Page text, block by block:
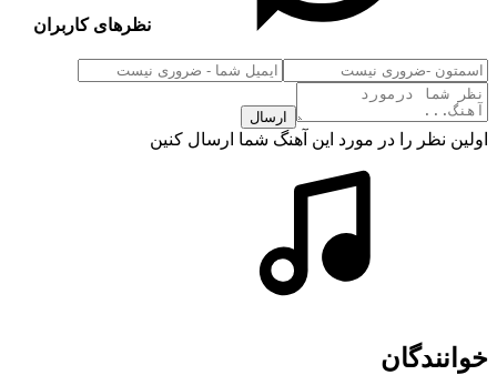
نظرهای کاربران
ارسال
اولین نظر را در مورد این آهنگ شما ارسال کنین
خوانندگان